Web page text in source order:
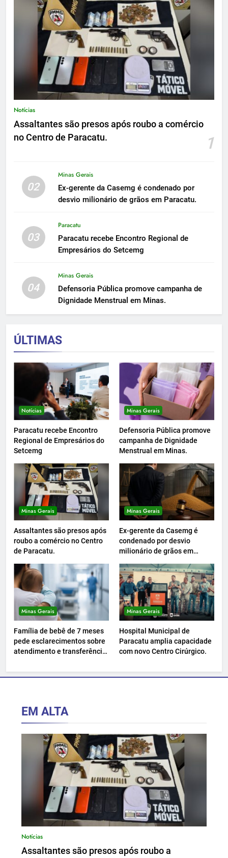
Notícias
Assaltantes são presos após roubo a comércio
no Centro de Paracatu.
1
02
Minas Gerais
Ex-gerente da Casemg é condenado por
desvio milionário de grãos em Paracatu.
03
Paracatu
Paracatu recebe Encontro Regional de
Empresários do Setcemg
04
Minas Gerais
Defensoria Pública promove campanha de
Dignidade Menstrual em Minas.
ÚLTIMAS
Notícias
Paracatu recebe Encontro
Regional de Empresários do
Setcemg
Minas Gerais
Defensoria Pública promove
campanha de Dignidade
Menstrual em Minas.
Minas Gerais
Assaltantes são presos após
roubo a comércio no Centro
de Paracatu.
Minas Gerais
Ex-gerente da Casemg é
condenado por desvio
milionário de grãos em
Minas Gerais
Família de bebê de 7 meses
pede esclarecimentos sobre
atendimento e transferência
Minas Gerais
Hospital Municipal de
Paracatu amplia capacidade
com novo Centro Cirúrgico.
EM ALTA
Notícias
Assaltantes são presos após roubo a